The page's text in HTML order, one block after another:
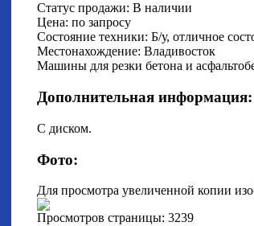
Статус продажи: В наличии
Цена: по запросу
Состояние техники: Б/у, отличное
Местонахождение: Владивосток
Машины для резки бетона и
Дополнительная информация:
С диском.
Фото:
Для просмотра увеличенной копии
Просмотров страницы: 3239